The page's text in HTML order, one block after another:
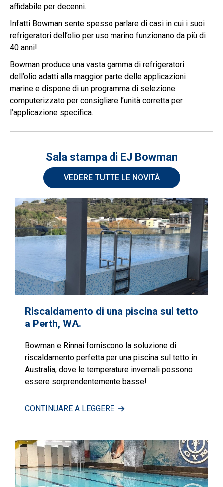
affidabile per decenni.
Infatti Bowman sente spesso parlare di casi in cui i suoi
refrigeratori dell’olio per uso marino funzionano da più di
40 anni!
Bowman produce una vasta gamma di refrigeratori
dell’olio adatti alla maggior parte delle applicazioni
marine e dispone di un programma di selezione
computerizzato per consigliare l’unità corretta per
l’applicazione specifica.
Sala stampa di EJ Bowman
VEDERE TUTTE LE NOVITÀ
Riscaldamento di una piscina sul tetto
a Perth, WA.
Bowman e Rinnai forniscono la soluzione di
riscaldamento perfetta per una piscina sul tetto in
Australia, dove le temperature invernali possono
essere sorprendentemente basse!
CONTINUARE A LEGGERE